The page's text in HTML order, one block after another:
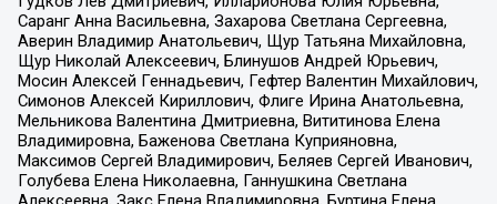
Саранг Анна Васильевна, Захарова Светлана Сергеевна,
Аверин Владимир Анатольевич, Щур Татьяна Михайловна,
Щур Николай Алексеевич, Блинушов Андрей Юрьевич,
Мосин Алексей Геннадьевич, Гефтер Валентин Михайлович,
Симонов Алексей Кириллович, Флиге Ирина Анатольевна,
Мельникова Валентина Дмитриевна, Вититинова Елена
Владимировна, Баженова Светлана Куприяновна,
Максимов Сергей Владимирович, Беляев Сергей Иванович,
Голубева Елена Николаевна, Ганнушкина Светлана